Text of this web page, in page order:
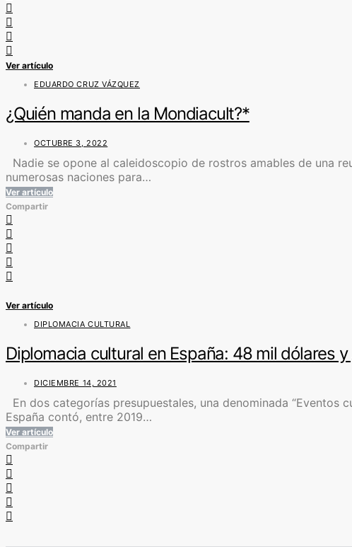
Ver artículo
EDUARDO CRUZ VÁZQUEZ
¿Quién manda en la Mondiacult?*
OCTUBRE 3, 2022
Nadie se opone al caleidoscopio de rostros amables de una
numerosas naciones para…
Ver artículo
Compartir
Ver artículo
DIPLOMACIA CULTURAL
Diplomacia cultural en España: 48 mil dólares
DICIEMBRE 14, 2021
En dos categorías presupuestales, una denominada “Eventos
España contó, entre 2019…
Ver artículo
Compartir